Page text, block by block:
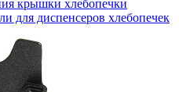
крышки хлебопечки
для диспенсеров хлебопечек